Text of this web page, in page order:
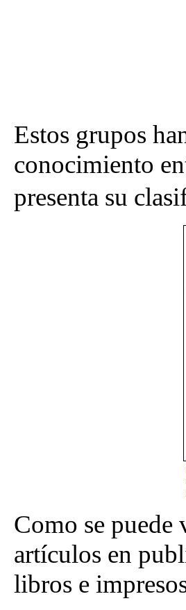
Estos grupos
conocimiento
presenta su
Como se puede
artículos en
libros e